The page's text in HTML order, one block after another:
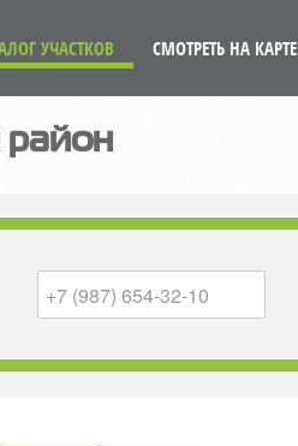
УЧАСТКОВ СМОТРЕТЬ НА КАРТЕ